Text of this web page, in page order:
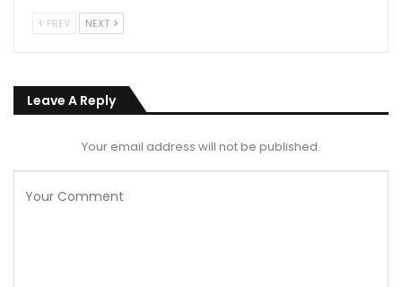
PREV NEXT
Leave A Reply
Your email address will not be published.